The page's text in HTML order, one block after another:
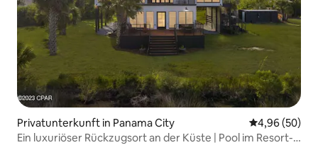
Privatunterkunft in Panama City
4,96 (50)
Ein luxuriöser Rückzugsort an der Küste | Pool im Resort-